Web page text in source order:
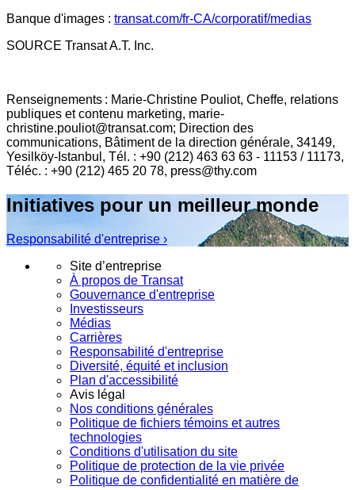
Banque d'images : transat.com/fr-CA/corporatif/medias
SOURCE Transat A.T. Inc.
Renseignements : Marie-Christine Pouliot, Cheffe, relations
publiques et contenu marketing, marie-
christine.pouliot@transat.com; Direction des
communications, Bâtiment de la direction générale, 34149,
Yesilköy-Istanbul, Tél. : +90 (212) 463 63 63 - 11153 / 11173,
Téléc. : +90 (212) 465 20 78, press@thy.com
Initiatives pour un meilleur monde
Responsabilité d'entreprise ›
Site d’entreprise
À propos de Transat
Gouvernance d'entreprise
Investisseurs
Médias
Carrières
Responsabilité d'entreprise
Diversité, équité et inclusion
Plan d'accessibilité
Avis légal
Nos conditions générales
Politique de fichiers témoins et autres
technologies
Conditions d'utilisation du site
Politique de protection de la vie privée
Politique de confidentialité en matière de